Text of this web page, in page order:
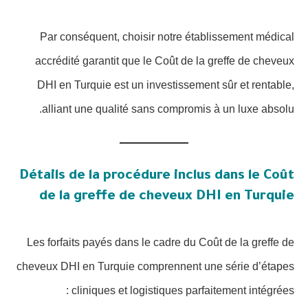
Par conséquent, choisir notre établissement médical
accrédité garantit que le Coût de la greffe de cheveux
DHI en Turquie est un investissement sûr et rentable,
alliant une qualité sans compromis à un luxe absolu.
Détails de la procédure inclus dans le Coût
de la greffe de cheveux DHI en Turquie
Les forfaits payés dans le cadre du Coût de la greffe de
cheveux DHI en Turquie comprennent une série d’étapes
cliniques et logistiques parfaitement intégrées :